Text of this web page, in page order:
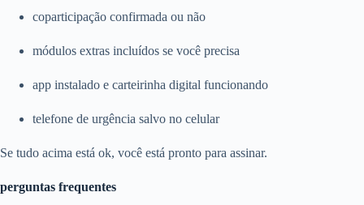
coparticipação confirmada ou não
módulos extras incluídos se você precisa
app instalado e carteirinha digital funcionando
telefone de urgência salvo no celular
Se tudo acima está ok, você está pronto para assinar.
perguntas frequentes